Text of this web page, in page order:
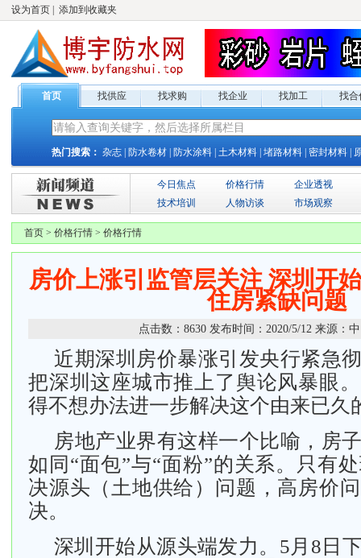
设为首页 添加到收藏夹
首页 找供应 找求购 找企业 找加工 找合
热门搜索： 杂志 防水卷材 防水涂料 土木材料 堵路材料 密封材料
今日焦点 价格行情
企业透视
技术培训
人物访谈 市场观察
首页 > 价格行情 > 价格行情
房价上涨引监管层关注 深圳开
住房紧缺问题
点击数： 8630发布时间： 2020/5/12来源：
近期深圳房价暴涨引发央行紧急
把深圳这座城市推上了舆论风暴眼
得不想办法进一步解决这个由来已久
房地产业界有这样一个比喻，房
如同“面包”与“面粉”的关系。只有
决源头（土地供给）问题，高房价
决。
深圳开始从源头端发力。5月8日